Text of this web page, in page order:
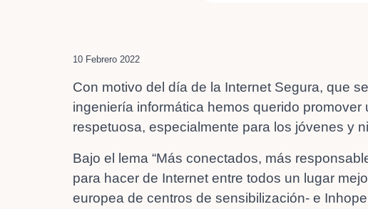
10 Febrero 2022
Con motivo del día de la Internet Segura, que
ingeniería informática hemos querido
respetuosa, especialmente para los jóvenes y
Bajo el lema “Más conectados, más
para hacer de Internet entre todos un lugar
europea de centros de sensibilización- e